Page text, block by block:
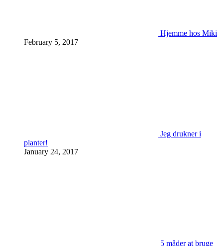
Hjemme hos Miki
February 5, 2017
Jeg drukner i
planter!
January 24, 2017
5 måder at bruge